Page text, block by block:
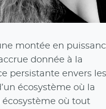
montée en
donnée à la
persistante envers les
écosystème où la
où tout